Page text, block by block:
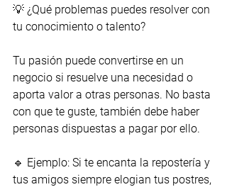
💡 ¿Qué problemas puedes resolver con
tu conocimiento o talento?
Tu pasión puede convertirse en un
negocio si resuelve una necesidad o
aporta valor a otras personas. No basta
con que te guste, también debe haber
personas dispuestas a pagar por ello.
🔹 Ejemplo: Si te encanta la repostería y
tus amigos siempre elogian tus postres,